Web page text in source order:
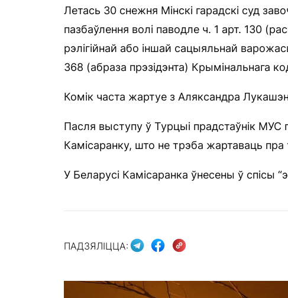
Летась 30 снежня Мінскі гарадскі суд
пазбаўлення волі паводле ч. 1 арт. 130
рэлігійнай або іншай сацыяльнай
368 (абраза прэзідэнта) Крымінальнага
Комік часта жартуе з Аляксандра
Пасля выступу ў Турцыі прадстаўнік МУС
Камісаранку, што не трэба жартаваць
У Беларусі Камісаранка ўнесены ў спісы
ПАДЗЯЛІЦЦА: